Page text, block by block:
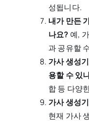
성됩니다.
내가 만든
나요? 예,
과 공유할
가사 생성
용할 수 있
합 등 다양
가사 생성
현재 가사